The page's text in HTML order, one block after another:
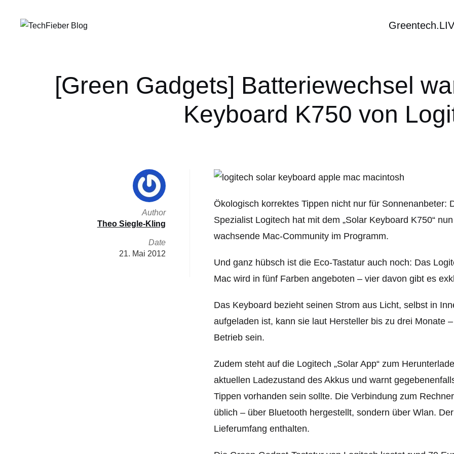
[Green Gadgets] Batteriewechsel
Keyboard K750 von
Ökologisch korrektes Tippen nicht nur für Sonnenanbeter:
Spezialist Logitech hat mit dem „Solar Keyboard K750“
wachsende Mac-Community im Programm.
Und ganz hübsch ist die Eco-Tastatur auch noch: Das
Mac wird in fünf Farben angeboten – vier davon gibt es
Das Keyboard bezieht seinen Strom aus Licht, selbst in
aufgeladen ist, kann sie laut Hersteller bis zu drei Monate
Betrieb sein.
Zudem steht auf die Logitech „Solar App“ zum
aktuellen Ladezustand des Akkus und warnt
Tippen vorhanden sein sollte. Die Verbindung zum
üblich – über Bluetooth hergestellt, sondern über Wlan.
Lieferumfang enthalten.
Author
Theo Siegle-Kling
Date
21. Mai 2012